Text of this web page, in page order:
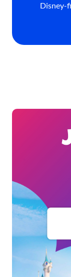
Disney-